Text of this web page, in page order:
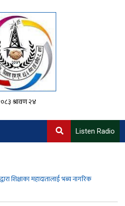
श्रावण २४
Listen Radio
शिक्षाका महादातालाई भब्य नागरिक